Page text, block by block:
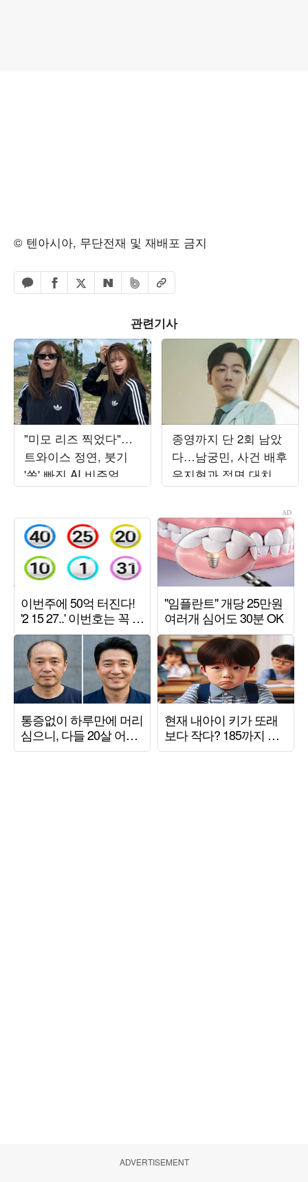
© 텐아시아, 무단전재 및 재배포 금지
카카오톡 공유하기
페이스북 공유하기
엑스 공유하기
네이버 공유하기
밴드 공유하기
URL복사
관련기사
"미모 리즈 찍었다"…
트와이스 정연, 붓기
'쏙' 빠진 AI 비주얼에
그저 감탄만
종영까지 단 2회 남았
다…남궁민, 사건 배후
우지현과 정면 대치
('결혼의완성')
ADVERTISEMENT